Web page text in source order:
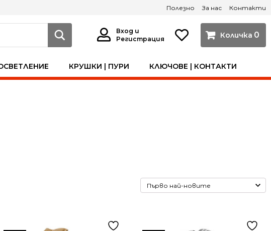
КРУШКИ | ПУРИ КЛЮЧОВЕ | КОНТАКТИ
0
Вход и
Регистрация
Полезно За нас Контакти